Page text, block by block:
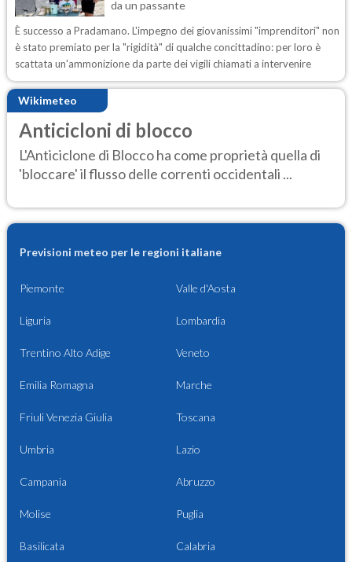
da un passante
È successo a Pradamano. L'impegno dei giovanissimi "imprenditori" non
è stato premiato per la "rigidità" di qualche concittadino: per loro è
scattata un'ammonizione da parte dei vigili chiamati a intervenire
Wikimeteo
Anticicloni di blocco
L'Anticiclone di Blocco ha come proprietà quella di
'bloccare' il flusso delle correnti occidentali ...
Previsioni meteo per le regioni italiane
Piemonte Valle d'Aosta
Liguria Lombardia
Trentino Alto Adige Veneto
Emilia Romagna Marche
Friuli Venezia Giulia Toscana
Umbria Lazio
Campania Abruzzo
Molise Puglia
Basilicata Calabria